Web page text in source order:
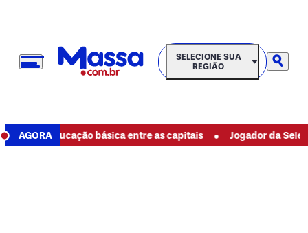
SELECIONE SUA REGIÃO
SELECIONE SUA
REGIÃO
AGORA
básica entre as capitais • Jogador da Seleção de